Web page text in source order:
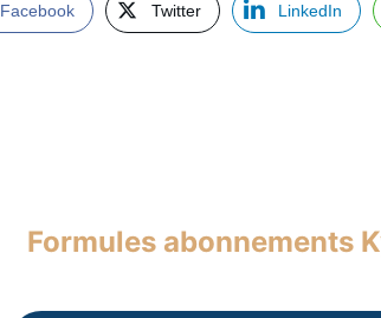
Facebook Twitter LinkedIn
Formules abonnements